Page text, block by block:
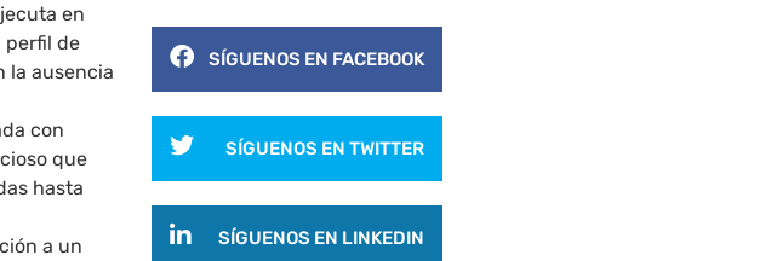
en
perfil de
la ausencia
con
que
hasta
a un
SÍGUENOS EN FACEBOOK
SÍGUENOS EN TWITTER
SÍGUENOS EN LINKEDIN